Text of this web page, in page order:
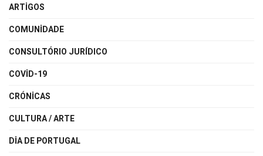
ARTIGOS
COMUNIDADE
CONSULTÓRIO JURÍDICO
COVID-19
CRÓNICAS
CULTURA / ARTE
DIA DE PORTUGAL